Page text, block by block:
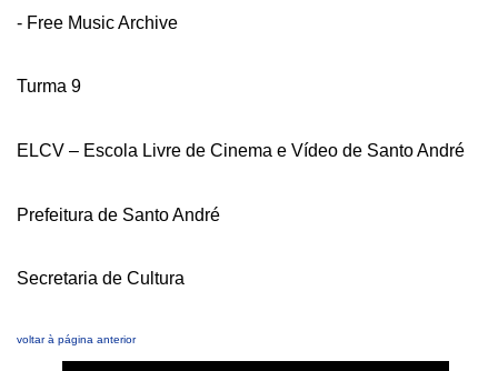
- Free Music Archive
Turma 9
ELCV – Escola Livre de Cinema e Vídeo de Santo André
Prefeitura de Santo André
Secretaria de Cultura
voltar à página anterior